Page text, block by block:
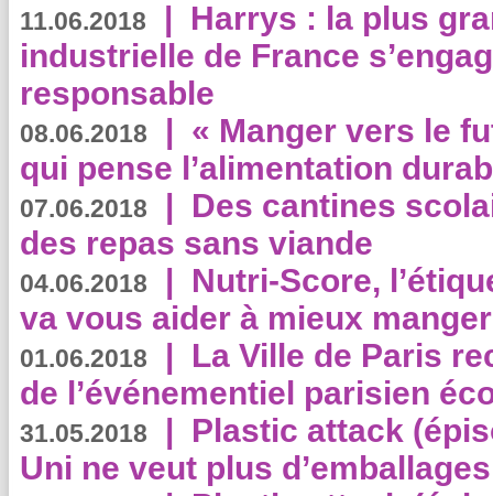
11.06.2018 | Harrys : la plus
industrielle de France
responsable
08.06.2018 | « Manger vers le
qui pense l’alimentation
07.06.2018 | Des cantines
des repas sans viande
04.06.2018 | Nutri-Score,
va vous aider à mieux
01.06.2018 | La Ville de Paris
de l’événementiel parisien
31.05.2018 | Plastic attack
Uni ne veut plus